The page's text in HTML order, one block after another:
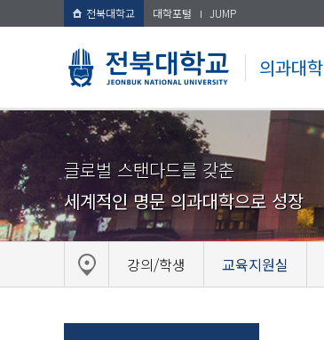
전북대학교 대학포털 JUMP
의과대학
글로벌 스탠다드를 갖춘
세계적인 명문 의과대학으로 성장
강의/학생 교육지원실